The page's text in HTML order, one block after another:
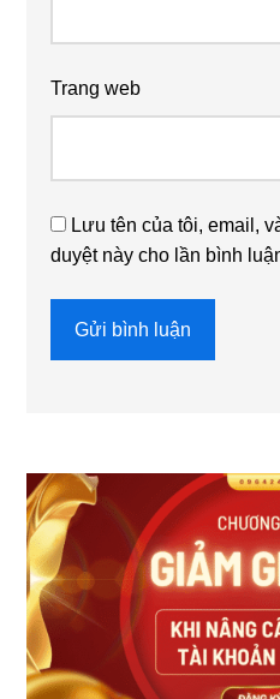
Trang web
Lưu tên của tôi, email,
duyệt này cho lần bình
Sidebar
chính